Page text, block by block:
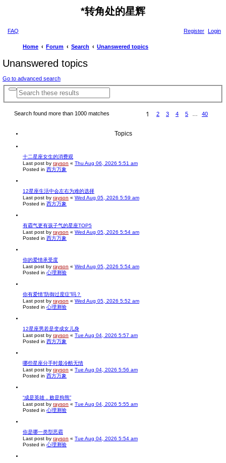
*转角处的星辉
FAQ Login
Register
Home Forum Search Unanswered topics
Unanswered topics
Go to advanced search
S
e
r
A
d
v
n
d
e
Search found more than 1000 matches 1 2 3 4 5 40
Topics
十二星座女生的消费观
Last post by rayson « Thu Aug 06, 2026 5:51 am
Posted in 西方万象
12星座生活中会左右为难的选择
Last post by rayson « Wed Aug 05, 2026 5:59 am
Posted in 西方万象
有霸气更有孩子气的星座TOP5
Last post by rayson « Wed Aug 05, 2026 5:54 am
Posted in 西方万象
你的爱情承受度
Last post by rayson « Wed Aug 05, 2026 5:54 am
Posted in 心理测验
你有爱情”防御过度症”吗？
Last post by rayson « Wed Aug 05, 2026 5:52 am
Posted in 心理测验
12星座男若是变成女儿身
Last post by rayson « Tue Aug 04, 2026 5:57 am
Posted in 西方万象
哪些星座分手时最冷酷无情
Last post by rayson « Tue Aug 04, 2026 5:56 am
Posted in 西方万象
“成是英雄，败是狗熊”
Last post by rayson « Tue Aug 04, 2026 5:55 am
Posted in 心理测验
你是哪一类型恶霸
Last post by rayson « Tue Aug 04, 2026 5:54 am
Posted in 心理测验